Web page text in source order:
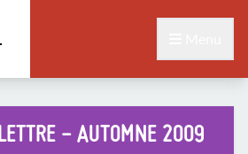
- AUTOMNE 2009